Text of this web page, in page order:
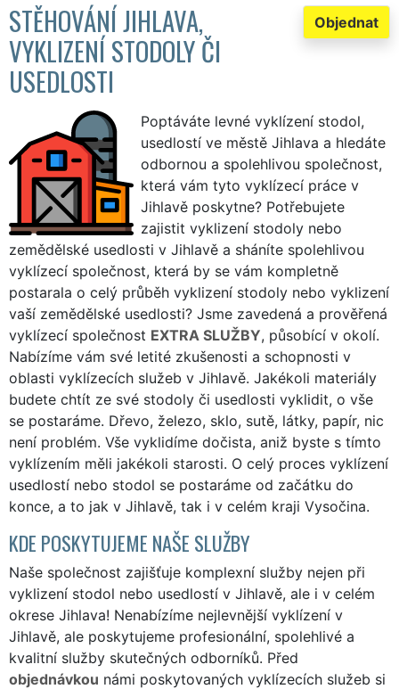
Objednat
STĚHOVÁNÍ JIHLAVA,
VYKLIZENÍ STODOLY ČI
USEDLOSTI
Poptáváte levné vyklízení stodol,
usedlostí ve městě Jihlava a hledáte
odbornou a spolehlivou společnost,
která vám tyto vyklízecí práce v
Jihlavě poskytne? Potřebujete
zajistit vyklizení stodoly nebo
zemědělské usedlosti v Jihlavě a sháníte spolehlivou
vyklízecí společnost, která by se vám kompletně
postarala o celý průběh vyklizení stodoly nebo vyklizení
vaší zemědělské usedlosti? Jsme zavedená a prověřená
vyklízecí společnost EXTRA SLUŽBY, působící v okolí.
Nabízíme vám své letité zkušenosti a schopnosti v
oblasti vyklízecích služeb v Jihlavě. Jakékoli materiály
budete chtít ze své stodoly či usedlosti vyklidit, o vše
se postaráme. Dřevo, železo, sklo, sutě, látky, papír, nic
není problém. Vše vyklidíme dočista, aniž byste s tímto
vyklízením měli jakékoli starosti. O celý proces vyklízení
usedlostí nebo stodol se postaráme od začátku do
konce, a to jak v Jihlavě, tak i v celém kraji Vysočina.
KDE POSKYTUJEME NAŠE SLUŽBY
Naše společnost zajišťuje komplexní služby nejen při
vyklizení stodol nebo usedlostí v Jihlavě, ale i v celém
okrese Jihlava! Nenabízíme nejlevnější vyklízení v
Jihlavě, ale poskytujeme profesionální, spolehlivé a
kvalitní služby skutečných odborníků. Před
objednávkou námi poskytovaných vyklízecích služeb si